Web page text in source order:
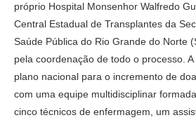
próprio Hospital Monsenhor Walfredo
Central Estadual de Transplantes da
Saúde Pública do Rio Grande do Norte
pela coordenação de todo o processo.
plano nacional para o incremento de
com uma equipe multidisciplinar
cinco técnicos de enfermagem, um